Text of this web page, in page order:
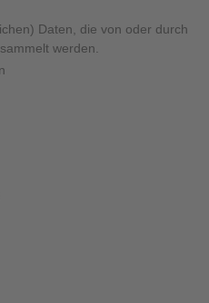
Daten, die von oder durch
werden.